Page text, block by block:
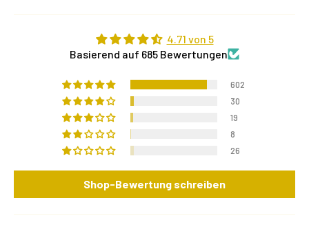
4.71 von 5
Basierend auf 685 Bewertungen
602
30
19
8
26
Shop-Bewertung schreiben